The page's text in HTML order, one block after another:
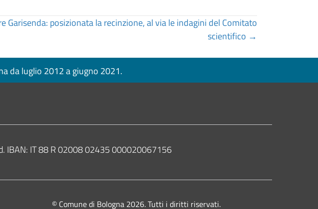
Garisenda: posizionata la recinzione, al via le indagini del Comitato
scientifico →
da luglio 2012 a giugno 2021.
IBAN: IT 88 R 02008 02435 000020067156
© Comune di Bologna 2026. Tutti i diritti riservati.